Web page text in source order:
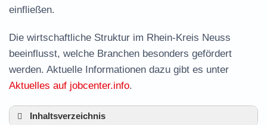
einfließen.
Die wirtschaftliche Struktur im Rhein-Kreis Neuss
beeinflusst, welche Branchen besonders gefördert
werden. Aktuelle Informationen dazu gibt es unter
Aktuelles auf jobcenter.info.
Inhaltsverzeichnis